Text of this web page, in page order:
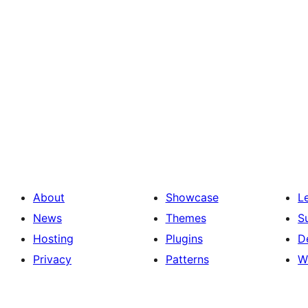
About
News
Hosting
Privacy
Showcase
Themes
Plugins
Patterns